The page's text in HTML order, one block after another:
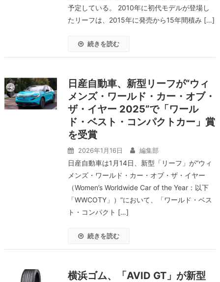
予定している。 2010年に初代モデルが登場し
たリーフは、2015年に発売から15年間積み […]
続きを読む
日産自動車、新型リーフが“ウィ
メンズ・ワールド・カー・オブ・
ザ・イヤー 2025”で「ワール
ド・ベスト・コンパクトカー」賞
を受賞
2026年1月16日 編集部
日産自動車は1月14日、新型「リーフ」が“ウィ
メンズ・ワールド・カー・オブ・ザ・イヤー
（Women’s Worldwide Car of the Year：以下
「WWCOTY」）”において、「ワールド・ベス
ト・コンパクト […]
続きを読む
横浜ゴム、「AVID GT」が新型